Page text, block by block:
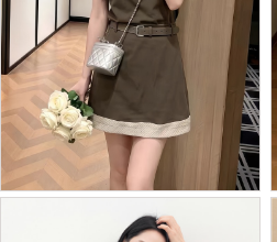
BY29910# 休闲风绿色波...